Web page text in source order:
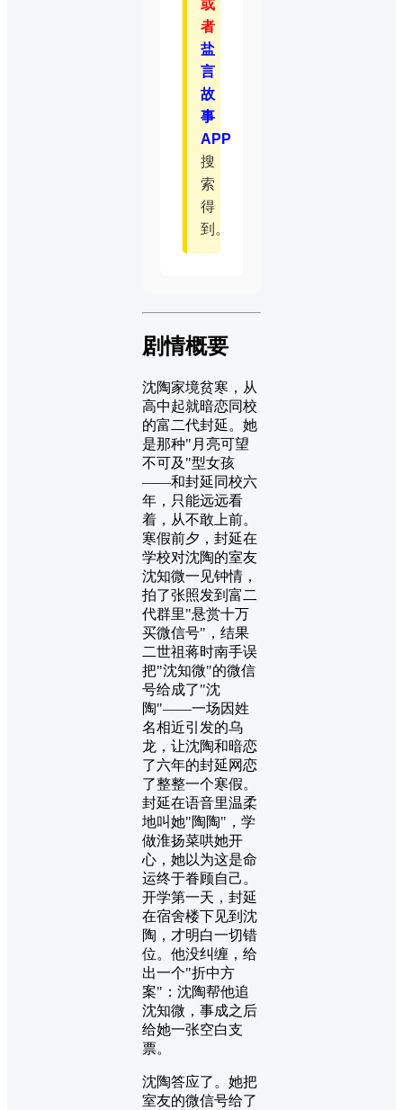
或
者
盐
言
故
事
APP
搜
索
得
到。
剧情概要
沈陶家境贫寒，从
高中起就暗恋同校
的富二代封延。她
是那种"月亮可望
不可及"型女孩
——和封延同校六
年，只能远远看
着，从不敢上前。
寒假前夕，封延在
学校对沈陶的室友
沈知微一见钟情，
拍了张照发到富二
代群里"悬赏十万
买微信号"，结果
二世祖蒋时南手误
把"沈知微"的微信
号给成了"沈
陶"——一场因姓
名相近引发的乌
龙，让沈陶和暗恋
了六年的封延网恋
了整整一个寒假。
封延在语音里温柔
地叫她"陶陶"，学
做淮扬菜哄她开
心，她以为这是命
运终于眷顾自己。
开学第一天，封延
在宿舍楼下见到沈
陶，才明白一切错
位。他没纠缠，给
出一个"折中方
案"：沈陶帮他追
沈知微，事成之后
给她一张空白支
票。
沈陶答应了。她把
室友的微信号给了